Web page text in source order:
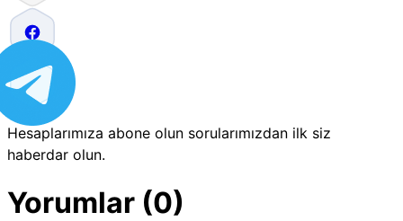
Hesaplarımıza abone olun sorularımızdan ilk siz
haberdar olun.
Yorumlar (0)